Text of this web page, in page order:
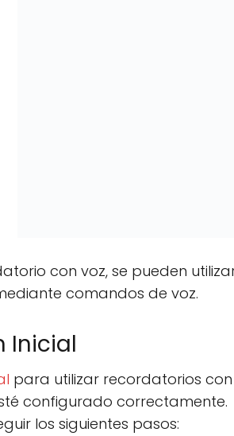
con voz, se pueden
comandos de voz.
Inicial
para utilizar recordatorios
configurado correctamente.
los siguientes pasos: